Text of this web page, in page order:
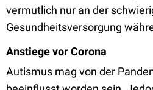
vermutlich nur an der
Gesundheitsversorgung
Anstiege vor Corona
Autismus mag von der